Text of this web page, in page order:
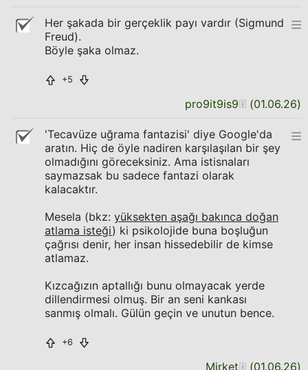
Her şakada bir gerçeklik payı vardır (Sigmund
Freud).
Böyle şaka olmaz.
+5
pro9it9is9 (01.06.26)
'Tecavüze uğrama fantazisi' diye Google'da
aratın. Hiç de öyle nadiren karşılaşılan bir şey
olmadığını göreceksiniz. Ama istisnaları
saymazsak bu sadece fantazi olarak
kalacaktır.
Mesela (bkz: yüksekten aşağı bakınca doğan
atlama isteği) ki psikolojide buna boşluğun
çağrısı denir, her insan hissedebilir de kimse
atlamaz.
Kızcağızın aptallığı bunu olmayacak yerde
dillendirmesi olmuş. Bir an seni kankası
sanmış olmalı. Gülün geçin ve unutun bence.
+6
Mirket (01.06.26)